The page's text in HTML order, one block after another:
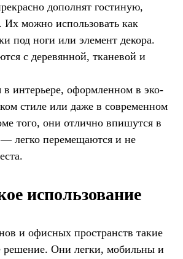
дополнят гостиную,
можно использовать как
под ноги или элемент декора.
с деревянной, тканевой и
интерьере, оформленном в эко-
стиле или даже в современном
того, они отлично впишутся в
легко перемещаются и не
использование
и офисных пространств такие
Они легки, мобильны и